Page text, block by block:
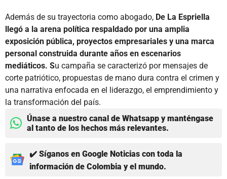
Además de su trayectoria como abogado, De La Espriella
llegó a la arena política respaldado por una amplia
exposición pública, proyectos empresariales y una marca
personal construida durante años en escenarios
mediáticos. Su campaña se caracterizó por mensajes de
corte patriótico, propuestas de mano dura contra el crimen y
una narrativa enfocada en el liderazgo, el emprendimiento y
la transformación del país.
Únase a nuestro canal de Whatsapp y manténgase
al tanto de los hechos más relevantes.
✔️ Síganos en Google Noticias con toda la
información de Colombia y el mundo.